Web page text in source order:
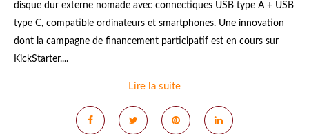
disque dur externe nomade avec connectiques USB type A + USB
type C, compatible ordinateurs et smartphones. Une innovation
dont la campagne de financement participatif est en cours sur
KickStarter....
Lire la suite